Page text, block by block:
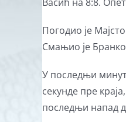
Погодио је
Смањио је
У последњи минут
секунде пре
последњи напад